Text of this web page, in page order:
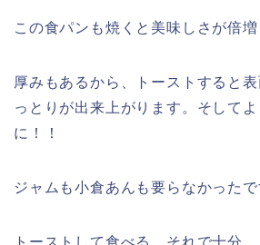
この食パンも焼くと美味しさが倍増
厚みもあるから、トーストすると
っとりが出来上がります。そして
に！！
ジャムも小倉あんも要らなかったで
トーストして食べる。それで十分。